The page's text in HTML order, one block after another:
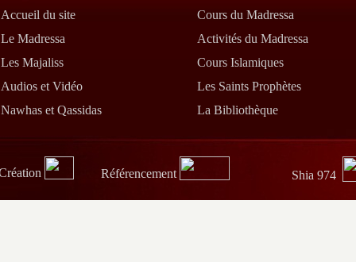
Accueil du site
Cours du Madressa
Le Madressa
Activités du Madressa
Les Majaliss
Cours Islamiques
Audios et Vidéo
Les Saints Prophètes
Nawhas et Qassidas
La Bibliothèque
Référencement Shia 974